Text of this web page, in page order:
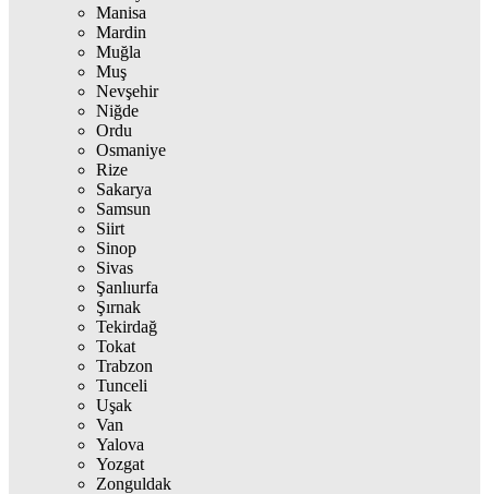
Manisa
Mardin
Muğla
Muş
Nevşehir
Niğde
Ordu
Osmaniye
Rize
Sakarya
Samsun
Siirt
Sinop
Sivas
Şanlıurfa
Şırnak
Tekirdağ
Tokat
Trabzon
Tunceli
Uşak
Van
Yalova
Yozgat
Zonguldak